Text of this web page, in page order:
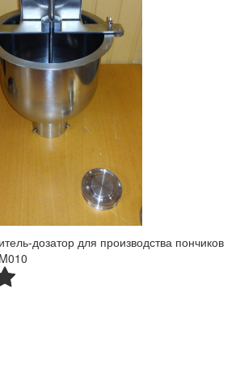
дозатор для производства пончиков